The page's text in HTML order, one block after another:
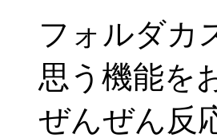
フォルダカ
思う機能を
ぜんぜん反